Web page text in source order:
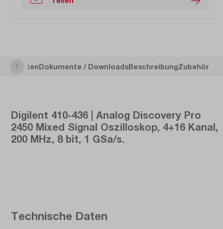
DatenDokumente / DownloadsBeschreibungZubehör
Digilent 410-436 | Analog Discovery Pro
2450 Mixed Signal Oszilloskop, 4+16 Kanal,
200 MHz, 8 bit, 1 GSa/s.
Technische Daten